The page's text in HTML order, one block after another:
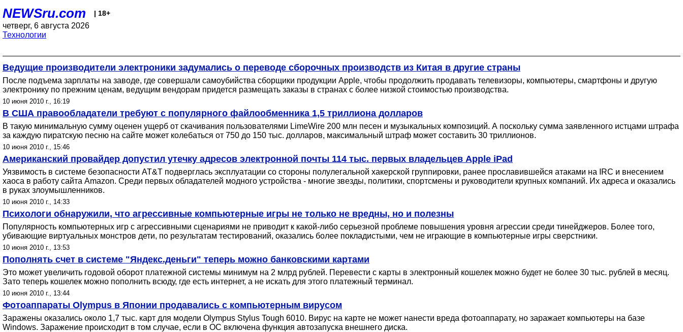
NEWSru.com | 18+
четверг, 6 августа 2026
Технологии
Ведущие производители электроники задумались о переводе сборочных производств из Китая в другие страны
После подъема зарплаты на заводе, где совершали самоубийства сборщики продукции Apple, чтобы продолжить продавать телевизоры, компьютеры, смартфоны и другую
электронику по прежним ценам, ведущим вендорам придется размещать заказы в странах с более низкой стоимостью производства.
10 июня 2010 г., 16:19
В США правообладатели требуют с популярного файлообменника 1,5 триллиона долларов
В такую минимальную сумму оценен ущерб от скачивания пользователями LimeWire 200 млн песен и музыкальных композиций. А поскольку сумма заявленного истцами штрафа
за каждую пиратскую песню на сайте может колебаться от 750 до 150 тыс. долларов, максимальный штраф может составить 30 триллионов.
10 июня 2010 г., 15:46
Американский провайдер допустил утечку адресов электронной почты 114 тыс. первых владельцев Apple iPad
Уязвимость в системе безопасности AT&T подверглась эксплуатации со стороны полулегальной хакерской группировки, ранее прославившейся атаками на IRC и внесением
хаоса в работу сайта Amazon. Среди первых обладателей модного устройства - многие звезды, политики, спортсмены и руководители крупных компаний. Их адреса и оказались
в руках злоумышленников.
10 июня 2010 г., 14:33
Психологи обнаружили, что агрессивные компьютерные игры не только не вредны, но и полезны
Популярность компьютерных игр с агрессивными сценариями не приводит к какой-либо серьезной проблеме повышения уровня агрессии среди тинейджеров. Более того,
убивающие виртуальных монстров дети, по результатам тестирований, оказались более покладистыми, чем не играющие в компьютерные игры сверстники.
10 июня 2010 г., 13:53
Пополнять счет в системе "Яндекс.деньги" теперь можно банковскими картами
Это может увеличить годовой оборот платежной системы минимум на 2 млрд рублей. Перевести с карты в электронный кошелек можно будет не более 30 тыс. рублей в месяц.
Зато теперь кошелек можно пополнить всюду, где есть интернет, а не искать для этого платежный терминал.
10 июня 2010 г., 13:44
Фотоаппараты Olympus в Японии продавались с компьютерным вирусом
Заражены оказались около 1,7 тыс. карт для модели Olympus Stylus Tough 6010. Вирус на карте не может нанести вреда фотоаппарату, но заражает компьютеры на базе
Windows. Заражение происходит в том случае, если в ОС включена функция автозапуска внешнего диска.